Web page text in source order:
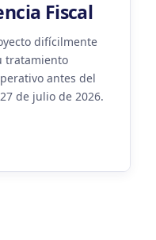
Fiscal
difícilmente
tratamiento
antes del
de julio de 2026.